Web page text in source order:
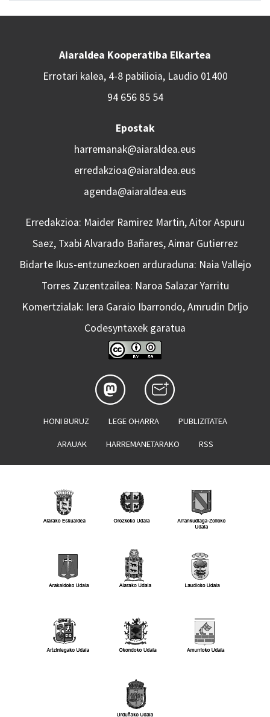
Aiaraldea Kooperatiba Elkartea
Errotari kalea, 4-8 pabilioia, Laudio 01400
94 656 85 54
Epostak
harremanak@aiaraldea.eus
erredakzioa@aiaraldea.eus
agenda@aiaraldea.eus
Erredakzioa: Maider Ramirez Martin, Aitor Aspuru
Saez, Txabi Alvarado Bañares, Aimar Gutierrez
Bidarte Ikus-entzunezkoen arduraduna: Naia Vallejo
Torres Zuzentzailea: Naroa Salazar Yarritu
Komertzialak: Iera Garaio Ibarrondo, Amrudin Drljo
Codesyntaxek garatua
HONI BURUZ LEGE OHARRA PUBLIZITATEA
ARAUAK HARREMANETARAKO RSS